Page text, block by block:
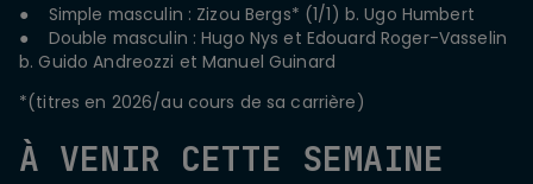
● Simple masculin : Zizou Bergs* (1/1) b. Ugo Humbert
● Double masculin : Hugo Nys et Edouard Roger-Vasselin
b. Guido Andreozzi et Manuel Guinard
*(titres en 2026/au cours de sa carrière)
À VENIR CETTE SEMAINE